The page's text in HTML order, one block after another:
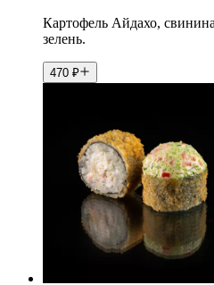
Картофель Айдахо,
зелень.
470 ₽